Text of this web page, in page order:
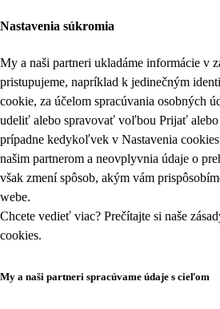
Nastavenia súkromia
My a naši partneri ukladáme informácie v
pristupujeme, napríklad k jedinečným
cookie, za účelom spracúvania osobných
udeliť alebo spravovať voľbou Prijať
prípadne kedykoľvek v Nastavenia cookies
našim partnerom a neovplyvnia údaje o
však zmení spôsob, akým vám
webe.
Chcete vedieť viac? Prečítajte si naše
cookies.
My a naši partneri spracúvame údaje s cieľom